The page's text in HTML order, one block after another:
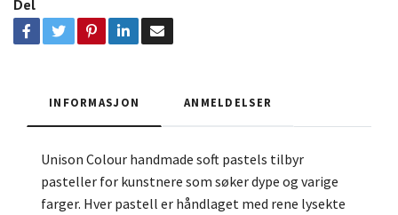
Del
INFORMASJON ANMELDELSER
Unison Colour handmade soft pastels tilbyr
pasteller for kunstnere som søker dype og varige
farger. Hver pastell er håndlaget med rene lysekte